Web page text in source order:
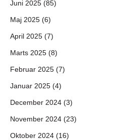
Juni 2025 (85)
Maj 2025 (6)
April 2025 (7)
Marts 2025 (8)
Februar 2025 (7)
Januar 2025 (4)
December 2024 (3)
November 2024 (23)
Oktober 2024 (16)